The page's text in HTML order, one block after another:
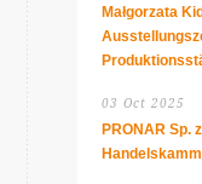
Małgorzata
03 Oct 2025
PRONAR Sp.